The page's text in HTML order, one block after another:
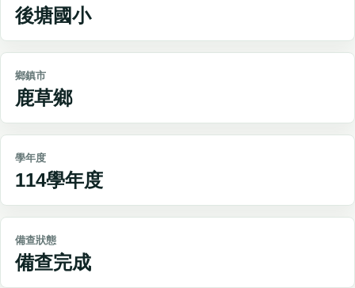
後塘國小
鄉鎮市
鹿草鄉
學年度
114學年度
備查狀態
備查完成